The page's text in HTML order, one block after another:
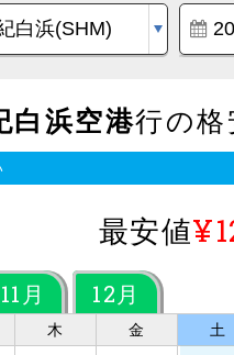
白浜空港行の格
最安値
11月 12月
木 金 土